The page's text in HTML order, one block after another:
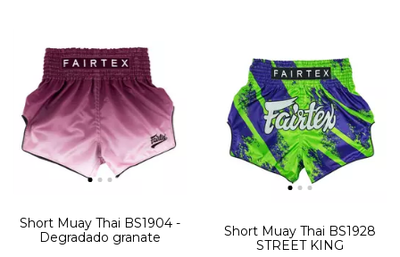
Short Muay Thai BS1904 -
Degradado granate
Short Muay Thai BS1928
STREET KING